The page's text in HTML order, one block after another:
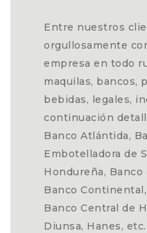
Entre nuestros
orgullosamente
empresa en todo
maquilas, bancos,
bebidas, legales,
continuación
Banco Atlántida,
Embotelladora de
Hondureña, Banco
Banco
Banco Central de
Diunsa, Hanes, etc.